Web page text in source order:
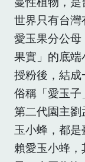
世界只有台灣
愛玉果分公
果實」的底
授粉後，結成
俗稱「愛玉子
第二代園主
玉小蜂，都
賴愛玉小蜂